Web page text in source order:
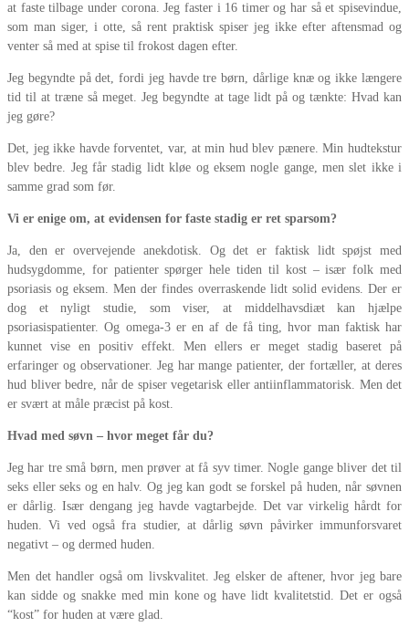
at faste tilbage under corona. Jeg faster i 16 timer og har så et spisevindue,
som man siger, i otte, så rent praktisk spiser jeg ikke efter aftensmad og
venter så med at spise til frokost dagen efter.
Jeg begyndte på det, fordi jeg havde tre børn, dårlige knæ og ikke længere
tid til at træne så meget. Jeg begyndte at tage lidt på og tænkte: Hvad kan
jeg gøre?
Det, jeg ikke havde forventet, var, at min hud blev pænere. Min hudtekstur
blev bedre. Jeg får stadig lidt kløe og eksem nogle gange, men slet ikke i
samme grad som før.
Vi er enige om, at evidensen for faste stadig er ret sparsom?
Ja, den er overvejende anekdotisk. Og det er faktisk lidt spøjst med
hudsygdomme, for patienter spørger hele tiden til kost – især folk med
psoriasis og eksem. Men der findes overraskende lidt solid evidens. Der er
dog et nyligt studie, som viser, at middelhavsdiæt kan hjælpe
psoriasispatienter. Og omega-3 er en af de få ting, hvor man faktisk har
kunnet vise en positiv effekt. Men ellers er meget stadig baseret på
erfaringer og observationer. Jeg har mange patienter, der fortæller, at deres
hud bliver bedre, når de spiser vegetarisk eller antiinflammatorisk. Men det
er svært at måle præcist på kost.
Hvad med søvn – hvor meget får du?
Jeg har tre små børn, men prøver at få syv timer. Nogle gange bliver det til
seks eller seks og en halv. Og jeg kan godt se forskel på huden, når søvnen
er dårlig. Især dengang jeg havde vagtarbejde. Det var virkelig hårdt for
huden. Vi ved også fra studier, at dårlig søvn påvirker immunforsvaret
negativt – og dermed huden.
Men det handler også om livskvalitet. Jeg elsker de aftener, hvor jeg bare
kan sidde og snakke med min kone og have lidt kvalitetstid. Det er også
“kost” for huden at være glad.